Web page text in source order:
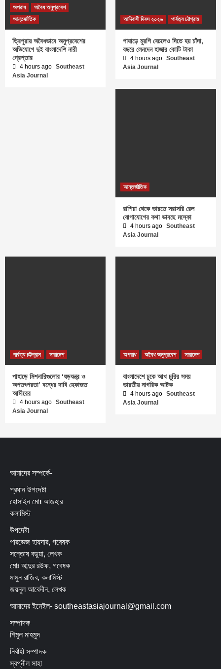
অপরাধ
অবৈধ অনুপ্রবেশ
আন্তর্জাতিক
ত্রিপুরায় অবৈধভাবে অনুপ্রবেশের
অভিযোগে দুই বাংলাদেশি নারী
গ্রেপ্তার
4 hours ago Southeast
Asia Journal
আদিবাসী দিবস ২০২৬ পার্বত্য চট্টগ্রাম
পাহাড়ে মুরগি বেচলেও দিতে হয় চাঁদা,
বছরে লেনদেন হাজার কোটি টাকা
4 hours ago Southeast
Asia Journal
আন্তর্জাতিক
রাশিয়া থেকে ভারতে সরাসরি রেল
যোগাযোগের কথা ভাবছে মস্কো
4 hours ago Southeast
Asia Journal
পার্বত্য চট্টগ্রাম সারাদেশ
পাহাড়ে মিশনারিগুলোর ‘ষড়যন্ত্র ও
অপতৎপরতা’ বন্ধের দাবি হেফাজত
আমীরের
4 hours ago Southeast
Asia Journal
অপরাধ অবৈধ অনুপ্রবেশ সারাদেশ
বাংলাদেশে ঢুকে আখ চুরির সময়
ভারতীয় নাগরিক আটক
4 hours ago Southeast
Asia Journal
আমাদের সম্পর্কে-
প্রধান উপদেষ্টা
হোসাইন মোঃ আজহার
কলামিস্ট
উপদেষ্টা
পারভেজ হায়দার, গবেষক
সন্তোষ বড়ুয়া, লেখক
মোঃ আব্দুর রউফ, গবেষক
মামুন রাজিব, কলামিস্ট
জয়নুল আবেদীন, লেখক
আমাদের ইমেইল- southeastasiajournal@gmail.com
সম্পাদক
শিমুল মাহমুদ
নির্বাহী সম্পাদক
স্বপ্নীল সাহা